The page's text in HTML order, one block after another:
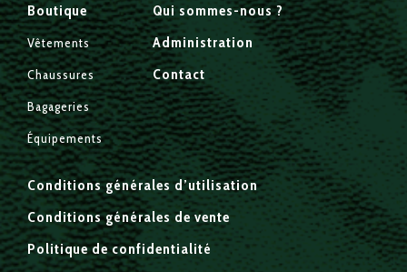
Boutique
Vêtements
Chaussures
Bagageries
Équipements
Qui sommes-nous ?
Administration
Contact
Conditions générales d’utilisation
Conditions générales de vente
Politique de confidentialité